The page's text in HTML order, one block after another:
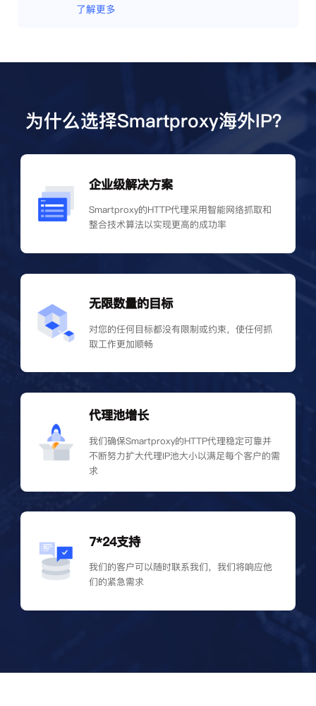
了解更多
为什么选择Smartproxy海外IP？
企业级解决方案
Smartproxy的HTTP代理采用智能网络抓取和
整合技术算法以实现更高的成功率
无限数量的目标
对您的任何目标都没有限制或约束，使任何抓
取工作更加顺畅
代理池增长
我们确保Smartproxy的HTTP代理稳定可靠并
不断努力扩大代理IP池大小以满足每个客户的需
求
7*24支持
我们的客户可以随时联系我们，我们将响应他
们的紧急需求